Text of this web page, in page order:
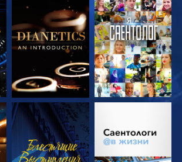
СМОТРЕТЬ
ПЕРЕДАЧИ
СМОТРЕТЬ
СМОТРЕТЬ
СМОТРЕТЬ